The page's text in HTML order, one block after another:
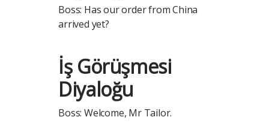
Boss: Has our order from China
arrived yet?
İş Görüşmesi
Diyaloğu
Boss: Welcome, Mr Tailor.